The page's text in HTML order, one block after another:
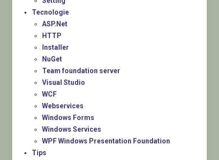
Tecnologie
ASP.Net
HTTP
Installer
NuGet
Team foundation server
Visual Studio
WCF
Webservices
Windows Forms
Windows Services
WPF Windows Presentation Foundation
Tips